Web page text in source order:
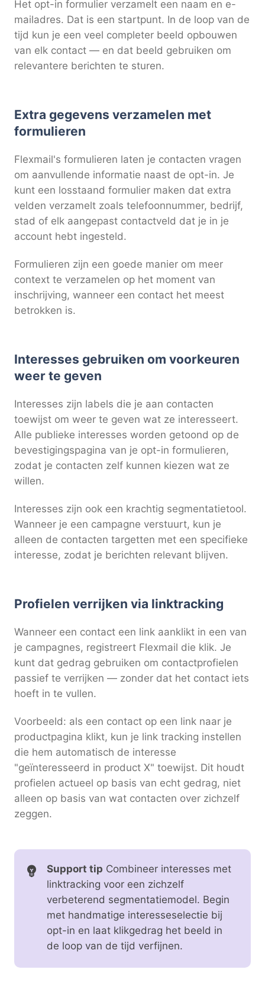
Het opt-in formulier verzamelt een naam en e-
mailadres. Dat is een startpunt. In de loop van de
tijd kun je een veel completer beeld opbouwen
van elk contact — en dat beeld gebruiken om
relevantere berichten te sturen.
Extra gegevens verzamelen met
formulieren
Flexmail's formulieren laten je contacten vragen
om aanvullende informatie naast de opt-in. Je
kunt een losstaand formulier maken dat extra
velden verzamelt zoals telefoonnummer, bedrijf,
stad of elk aangepast contactveld dat je in je
account hebt ingesteld.
Formulieren zijn een goede manier om meer
context te verzamelen op het moment van
inschrijving, wanneer een contact het meest
betrokken is.
Interesses gebruiken om voorkeuren
weer te geven
Interesses zijn labels die je aan contacten
toewijst om weer te geven wat ze interesseert.
Alle publieke interesses worden getoond op de
bevestigingspagina van je opt-in formulieren,
zodat je contacten zelf kunnen kiezen wat ze
willen.
Interesses zijn ook een krachtig segmentatietool.
Wanneer je een campagne verstuurt, kun je
alleen de contacten targetten met een specifieke
interesse, zodat je berichten relevant blijven.
Profielen verrijken via linktracking
Wanneer een contact een link aanklikt in een van
je campagnes, registreert Flexmail die klik. Je
kunt dat gedrag gebruiken om contactprofielen
passief te verrijken — zonder dat het contact iets
hoeft in te vullen.
Voorbeeld: als een contact op een link naar je
productpagina klikt, kun je link tracking instellen
die hem automatisch de interesse
"geïnteresseerd in product X" toewijst. Dit houdt
profielen actueel op basis van echt gedrag, niet
alleen op basis van wat contacten over zichzelf
zeggen.
Support tip Combineer interesses met
linktracking voor een zichzelf
verbeterend segmentatiemodel. Begin
met handmatige interesseselectie bij
opt-in en laat klikgedrag het beeld in
de loop van de tijd verfijnen.